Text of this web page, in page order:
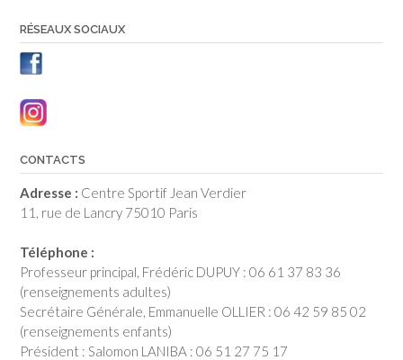
RÉSEAUX SOCIAUX
CONTACTS
Adresse : Centre Sportif Jean Verdier
11, rue de Lancry 75010 Paris
Téléphone :
Professeur principal, Frédéric DUPUY : 06 61 37 83 36
(renseignements adultes)
Secrétaire Générale, Emmanuelle OLLIER : 06 42 59 85 02
(renseignements enfants)
Président : Salomon LANIBA : 06 51 27 75 17